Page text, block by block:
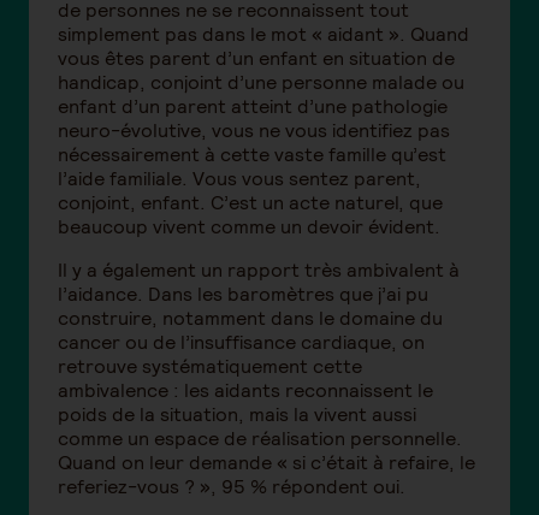
de personnes ne se reconnaissent tout
simplement pas dans le mot « aidant ». Quand
vous êtes parent d’un enfant en situation de
handicap, conjoint d’une personne malade ou
enfant d’un parent atteint d’une pathologie
neuro-évolutive, vous ne vous identifiez pas
nécessairement à cette vaste famille qu’est
l’aide familiale. Vous vous sentez parent,
conjoint, enfant. C’est un acte naturel, que
beaucoup vivent comme un devoir évident.
Il y a également un rapport très ambivalent à
l’aidance. Dans les baromètres que j’ai pu
construire, notamment dans le domaine du
cancer ou de l’insuffisance cardiaque, on
retrouve systématiquement cette
ambivalence : les aidants reconnaissent le
poids de la situation, mais la vivent aussi
comme un espace de réalisation personnelle.
Quand on leur demande « si c’était à refaire, le
referiez-vous ? », 95 % répondent oui.